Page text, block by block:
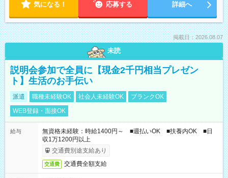
気になる！ 応募する 詳細へ
掲載日：2026.08.07
未読
説明会参加で全員に【現金2千円相当プレゼン
ト】生活のお手伝い
派遣 職種未経験OK 社会人未経験OK
ブランクOK
WEB登録・面接OK
給与
無資格未経験：時給1400円～ ■週払いOK ■扶養内OK ■日
収1万1200円以上
交通費別途支給あり
交通費 交通費全額支給